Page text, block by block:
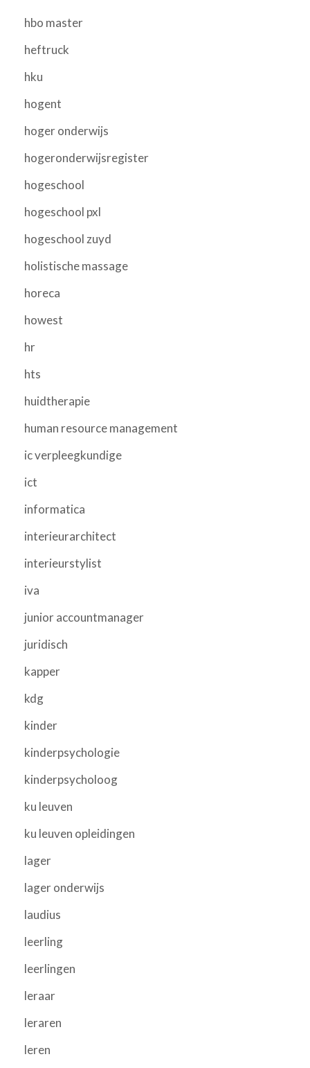
hbo master
heftruck
hku
hogent
hoger onderwijs
hogeronderwijsregister
hogeschool
hogeschool pxl
hogeschool zuyd
holistische massage
horeca
howest
hr
hts
huidtherapie
human resource management
ic verpleegkundige
ict
informatica
interieurarchitect
interieurstylist
iva
junior accountmanager
juridisch
kapper
kdg
kinder
kinderpsychologie
kinderpsycholoog
ku leuven
ku leuven opleidingen
lager
lager onderwijs
laudius
leerling
leerlingen
leraar
leraren
leren